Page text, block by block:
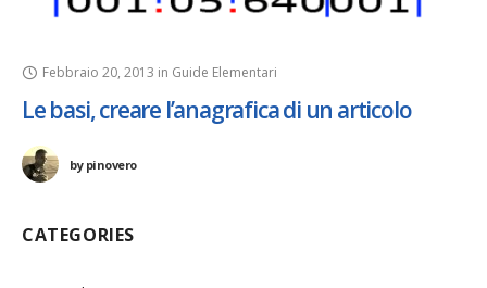
Febbraio 20, 2013 in Guide Elementari
Le basi, creare l’anagrafica di un articolo
bypinovero
CATEGORIES